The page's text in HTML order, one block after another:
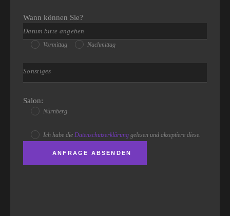
Wann können Sie?
Vormittag Nachmittag
Salon:
Nürnberg
Ich habe die Datenschutzerklärung gelesen und akzeptiere diese.